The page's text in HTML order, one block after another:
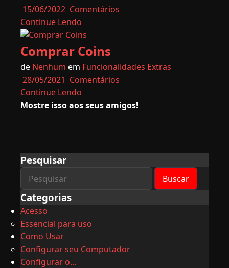
15/06/2022 Comentários
Continue Lendo
Comprar Coins
de Nenhum em Funcionalidades Extras
28/05/2021 Comentários
Continue Lendo
Mostre isso aos seus amigos!
Pesquisar
Categorias
Acesso
Essencial para uso
Como Usar
Configurar seu Computador
Configurar o...